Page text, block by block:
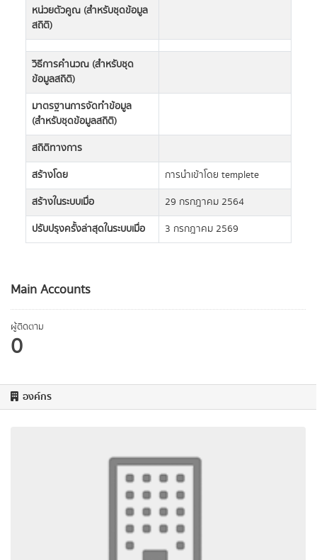
Main Accounts
ผู้ติดตาม
0
องค์กร
หน่วยตัวคูณ (สำหรับชุดข้อมูล
สถิติ)
วิธีการคำนวณ (สำหรับชุด
ข้อมูลสถิติ)
มาตรฐานการจัดทำข้อมูล
(สำหรับชุดข้อมูลสถิติ)
สถิติทางการ
สร้างโดย
การนำเข้าโดย templete
สร้างในระบบเมื่อ
29 กรกฎาคม 2564
ปรับปรุงครั้งล่าสุดในระบบเมื่อ
3 กรกฎาคม 2569